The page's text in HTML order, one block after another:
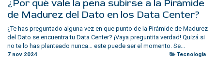
¿Por qué vale la pena subirse a la Pirámide
de Madurez del Dato en los Data Center?
¿Te has preguntado alguna vez en que punto de la Pirámide de Madurez
del Dato se encuentra tu Data Center? ¡Vaya preguntita verdad! Quizá si
no te lo has planteado nunca… este puede ser el momento. Se...
7 nov 2024 Tecnología